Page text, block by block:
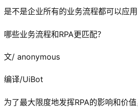
是不是企业所有的业务流程都可以应用
哪些业务流程和RPA更匹配？
文/ anonymous
编译/UiBot
为了最大限度地发挥RPA的影响和价